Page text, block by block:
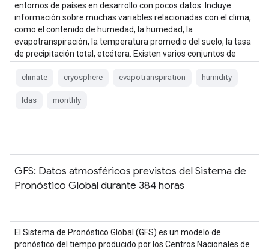
entornos de países en desarrollo con pocos datos. Incluye
información sobre muchas variables relacionadas con el clima,
como el contenido de humedad, la humedad, la
evapotranspiración, la temperatura promedio del suelo, la tasa
de precipitación total, etcétera. Existen varios conjuntos de
climate cryosphere evapotranspiration humidity
ldas monthly
GFS: Datos atmosféricos previstos del Sistema de
Pronóstico Global durante 384 horas
El Sistema de Pronóstico Global (GFS) es un modelo de
pronóstico del tiempo producido por los Centros Nacionales de